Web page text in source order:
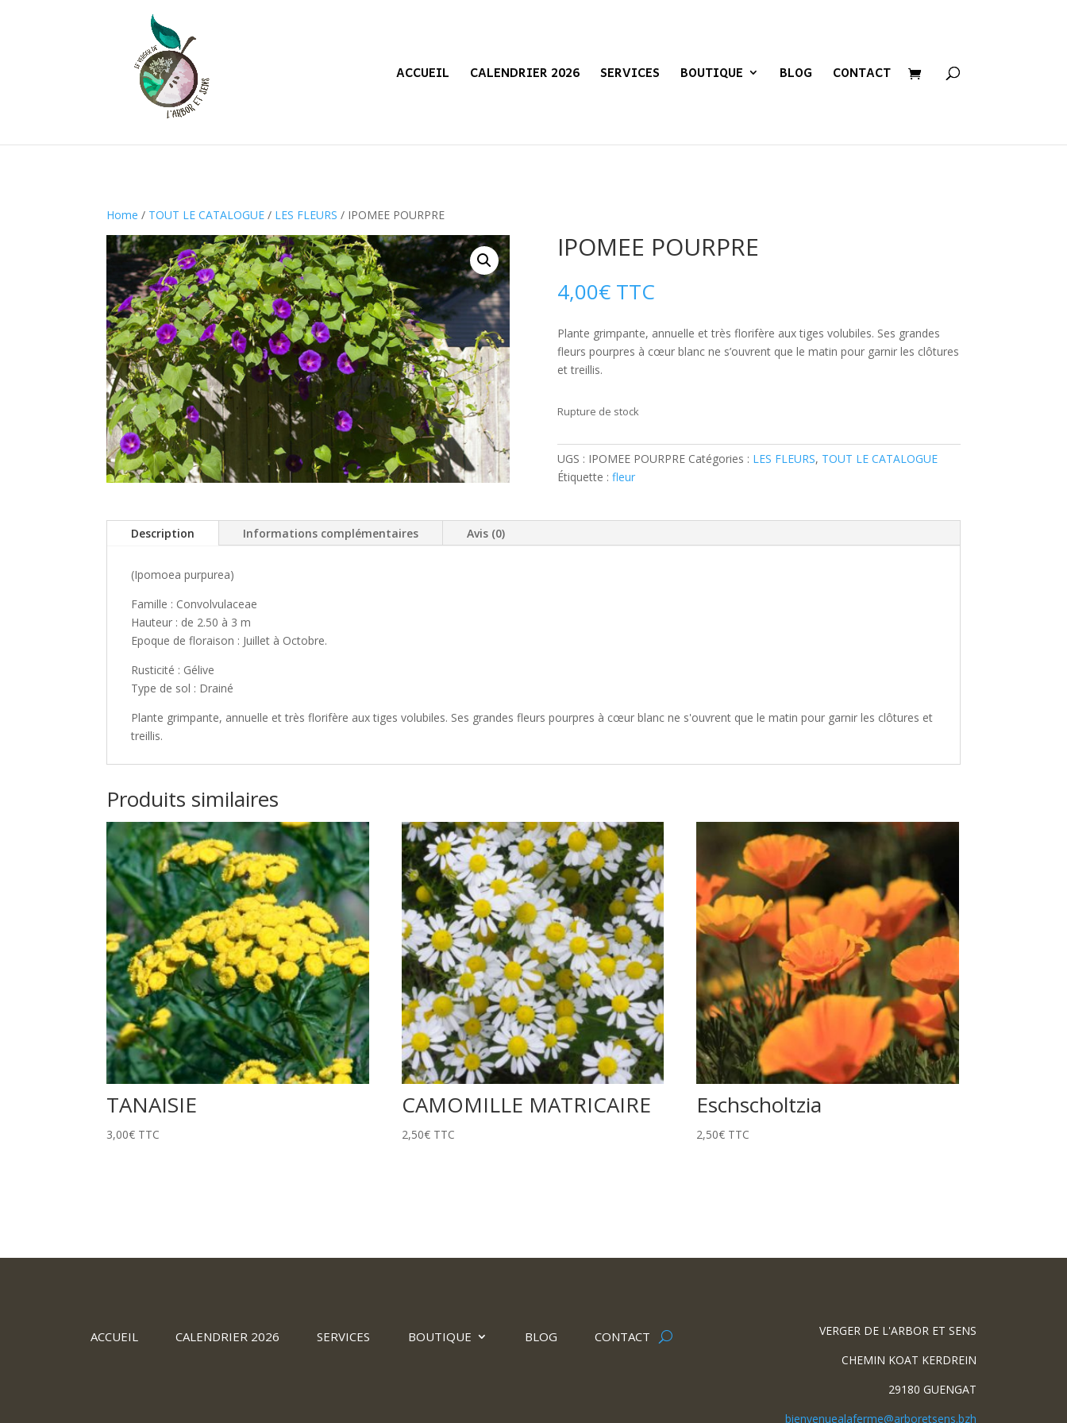
ACCUEIL CALENDRIER 2026 SERVICES BOUTIQUE BLOG CONTACT
Home / TOUT LE CATALOGUE / LES FLEURS / IPOMEE POURPRE
IPOMEE POURPRE
4,00€ TTC
Plante grimpante, annuelle et très florifère aux tiges volubiles. Ses grandes
fleurs pourpres à cœur blanc ne s’ouvrent que le matin pour garnir les clôtures
et treillis.
Rupture de stock
UGS : IPOMEE POURPRE Catégories : LES FLEURS, TOUT LE CATALOGUE
Étiquette : fleur
Description Informations complémentaires Avis (0)
(Ipomoea purpurea)
Famille : Convolvulaceae
Hauteur : de 2.50 à 3 m
Epoque de floraison : Juillet à Octobre.
Rusticité : Gélive
Type de sol : Drainé
Plante grimpante, annuelle et très florifère aux tiges volubiles. Ses grandes fleurs pourpres à cœur blanc ne s'ouvrent que le matin pour garnir les clôtures et
treillis.
Produits similaires
TANAISIE
3,00€ TTC
CAMOMILLE MATRICAIRE
2,50€ TTC
Eschscholtzia
2,50€ TTC
ACCUEIL CALENDRIER 2026 SERVICES BOUTIQUE BLOG CONTACT
VERGER DE L'ARBOR ET SENS
CHEMIN KOAT KERDREIN
29180 GUENGAT
bienvenuealaferme@arboretsens.bzh